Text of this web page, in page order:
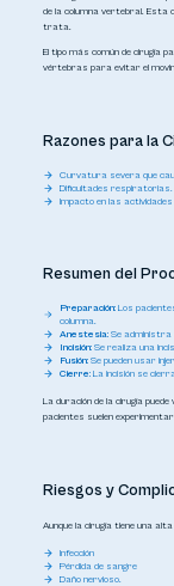
de la columna vertebral. Esta
trata.
El tipo más común de cirugía
vértebras para evitar el
Razones para la
Curvatura severa que
Dificultades respiratorias.
Impacto en las
Resumen del
Preparación:Los
columna.
Anestesia:Se administra
Incisión:Se realiza una
Fusión:Se pueden usar
Cierre:La incisión se
La duración de la cirugía
pacientes suelen experimentar
Riesgos y
Aunque la cirugía tiene una
Infección
Pérdida de sangre
Daño nervioso.